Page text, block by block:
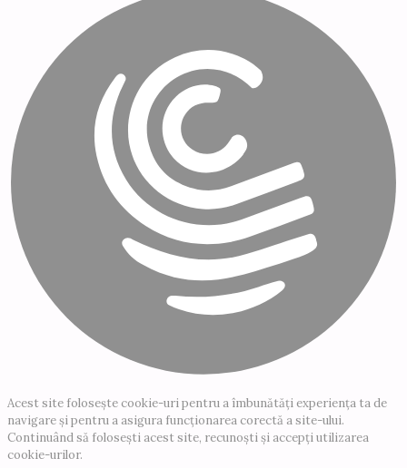
Acest site folosește cookie-uri pentru a îmbunătăți experiența ta de
navigare și pentru a asigura funcționarea corectă a site-ului.
Continuând să folosești acest site, recunoști și accepți utilizarea
cookie-urilor.